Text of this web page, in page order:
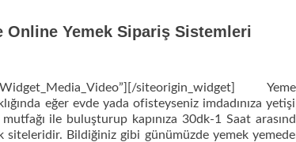
Online Yemek Sipariş Sistemleri
siteorigin_widget]
eğer evde yada ofisteyseniz imdadınıza
ile buluşturup kapınıza 30dk-1 Saat
siteleridir. Bildiğiniz gibi günümüzde yemek